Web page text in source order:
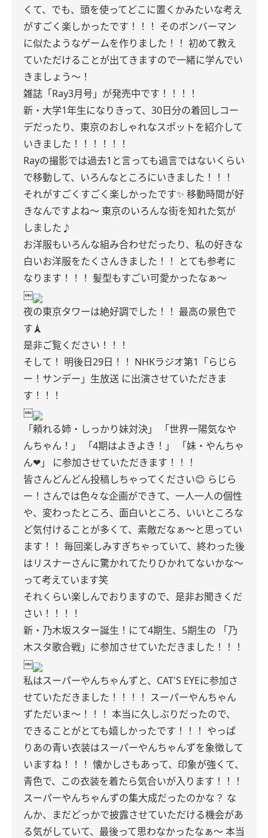
くて、でも、頭を使ってどこに置くかみたいな考え
がすごく楽しかったです！！！ そのボンバーマン
に似たようなゲームを作りました！！ 初めて教え
ていただけることが出てきますので一緒に学んでい
きましょう〜！
雑誌「Ray3月号」が発売中です！！！！
新・大学1年生になりきって、30日分の着回しコー
デだったり、東京のおしゃれなスポットを紹介して
いきました！！！！！！
Rayの撮影では過去1と言っても過言ではないくらい
で移動して、いろんなところにいきました！！！
それがすごくすごく楽しかったです✨ 移動時間が好
きなんですよね〜 東京のいろんな街を知れた気が
しました♪
お洋服もいろんな組み合わせだったり、私の好きな
白いお洋服をたくさんきました！！
とても参考に
なります！！！ 髪型もすごい可愛かったなぁ〜
￼
夜の東京タワーは絶好調でした！！ 最高の景色で
す🗼
是非ご覧ください！！！
そして！ 明後日29日！！ NHKラジオ第1「らじら
ー！サンデー」生放送 に出演させていただきま
す！！！
￼
「頼れる姉・しっかり妹対決」
「世界一陽気なや
んちゃん！」
「4期はよきよき！」
「妹・やんちゃ
ん❤︎」
に参加させていただきます！！！
皆さんどんどん投稿しちゃってください😊 らじら
ー！さんでは色々な企画ができて、一人一人の個性
や、変わったところ、面白いところ、いいところな
ど気付けることが多くて、素敵だなぁ〜と思ってい
ます！！ 毎回楽しみすぎちゃっていて、終わった後
はリスナーさんに驚かれてたりひかれてないかな〜
って考えています笑
それくらい楽しんでおりますので、是非お聞きくだ
さい！！！！
新・乃木坂スター誕生！にて4期生、5期生の
「乃
木スタ歌合戦」に参加させていただきました！！！
￼
私はスーパーやんちゃんずと、CAT'S EYEに参加さ
せていただきました！！！！ スーパーやんちゃん
ずただいま〜！！！ 本当に久しぶりだったので、
できることがとても嬉しかったです！！！ やっぱ
りあの青い衣装はスーパーやんちゃんずを象徴して
いますね！！！ 懐かしさもあって、印象が強くて、
青色で、この衣装を着たら気合いが入ります！！！
スーパーやんちゃんずの集大成だったのかな？ な
んか、まだどっかで披露させていただける機会があ
る気がしていて、最後って思わなかったなぁ〜 本当